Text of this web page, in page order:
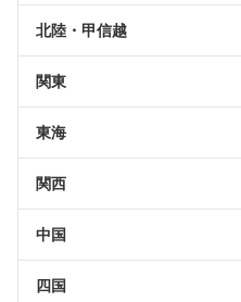
北陸・甲信越
関東
東海
関西
中国
四国